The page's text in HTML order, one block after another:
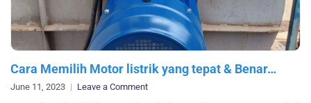
Cara Memilih Motor listrik yang tepat & Benar…
June 11, 2023 Leave a Commenton